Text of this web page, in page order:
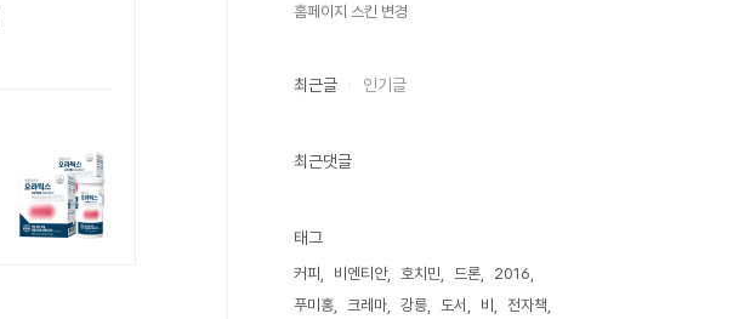
홈페이지 스킨 변경
최근글 인기글
최근댓글
태그
커피 비엔티안 호치민 드론
2016
푸미홍
크레마 강릉 도서 비
전자책